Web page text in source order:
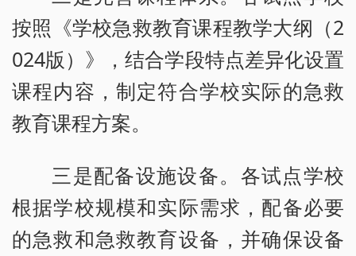
按照《学校急救教育课程教学大纲（2
024版）》，结合学段特点差异化设置
课程内容，制定符合学校实际的急救
教育课程方案。
三是配备设施设备。各试点学校
根据学校规模和实际需求，配备必要
的急救和急救教育设备，并确保设备